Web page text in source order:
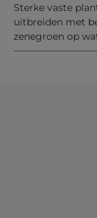
Sterke vaste
uitbreiden met
zenegroen op